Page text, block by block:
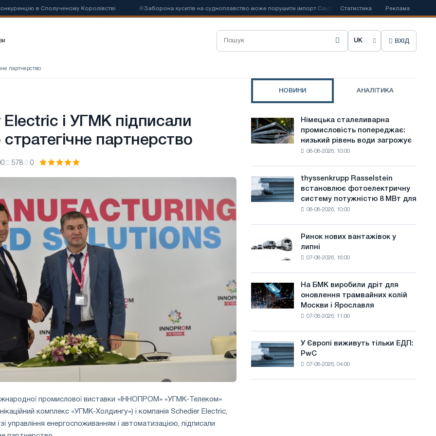
в Сполученому Королівстві 📰Заборона хуситів на судноплавство може порушити імпорт Саудівської сталі 📰Іспанська Acerinox
Статистика Реклама
О
р
и
м
в
у
с
а
й
т
у
ВХІД
партнерство
і УГМК підписали
партнерство
578 0
промислової виставки «ІННОПРОМ» «УГМК-Телеком»
комплекс «УГМК-Холдингу») і компанія Schedier Electric,
управління енергоспоживанням і автоматизацією, підписали
НОВИНИ АНАЛІТИКА
Німецька
сталеливарна
промисловість
води
загрожує
Німецька сталеливарна
промисловість попереджає:
низький рівень води загрожує
08-08-2026, 10:00
thyssenkrupp
Rasselstein
встановлює
фотоелектричну
досягнення
цілей
декарбонізації
thyssenkrupp Rasselstein
встановлює фотоелектричну
систему потужністю 8 МВт для
08-08-2026, 10:00
Ринок
нових
вантажівок
Ринок нових вантажівок у
липні
07-08-2026, 16:00
На
БМК
виробили
трамвайних
колій
і
На БМК виробили дріт для
оновлення трамвайних колій
Москви і Ярославля
07-08-2026, 11:00
Європі
виживуть
У Європі виживуть тільки ЕДП:
PwC
07-08-2026, 04:00